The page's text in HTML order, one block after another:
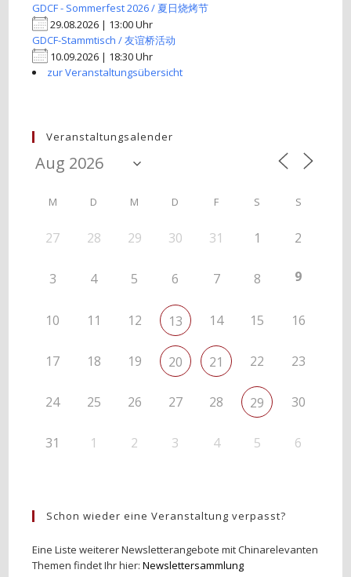
GDCF - Sommerfest 2026 / 夏日烧烤节
29.08.2026 | 13:00 Uhr
GDCF-Stammtisch / 友谊桥活动
10.09.2026 | 18:30 Uhr
zur Veranstaltungsübersicht
Veranstaltungsalender
M D M D F S S
27 28 29 30 31 1 2
3 4 5 6 7 8 9
10 11 12 13 14 15 16
17 18 19 20 21 22 23
24 25 26 27 28 29 30
31 1 2 3 4 5 6
Schon wieder eine Veranstaltung verpasst?
Eine Liste weiterer Newsletterangebote mit Chinarelevanten
Themen findet Ihr hier:Newslettersammlung